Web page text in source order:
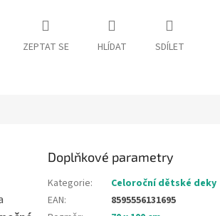
ZEPTAT SE HLÍDAT SDÍLET
Doplňkové parametry
Kategorie:
Celoroční dětské deky
EAN:
8595556131695